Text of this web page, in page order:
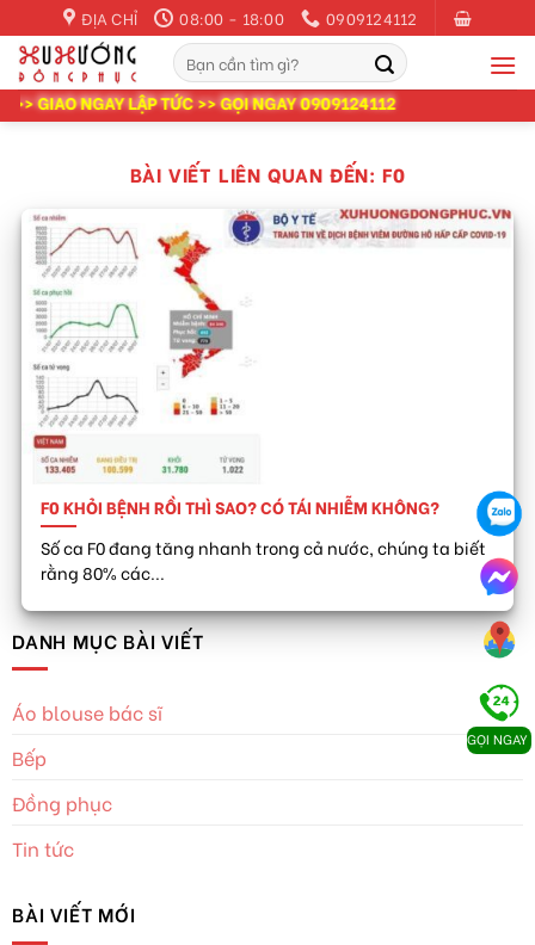
to
content
ĐỊA CHỈ 08:00 - 18:00
0909124112
Tìm
kiếm:
GIAO NGAY LẬP TỨC >> GỌI NGAY 0909124112
BÀI VIẾT LIÊN QUAN ĐẾN: F0
F0 KHỎI BỆNH RỒI THÌ SAO? CÓ TÁI NHIỄM KHÔNG?
Số ca F0 đang tăng nhanh trong cả nước, chúng ta biết
rằng 80% các...
DANH MỤC BÀI VIẾT
Áo blouse bác sĩ
Bếp
Đồng phục
Tin tức
BÀI VIẾT MỚI
GỌI NGAY